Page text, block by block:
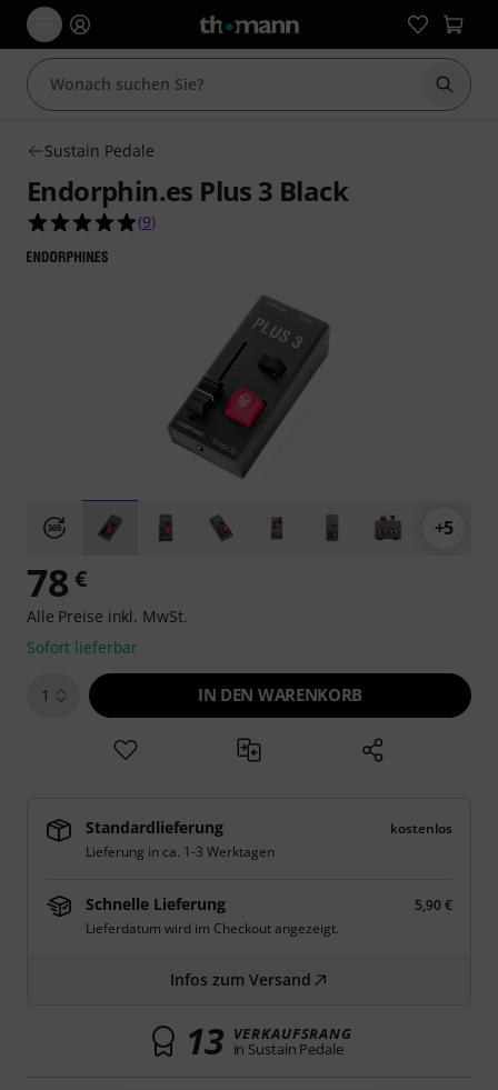
Suche
Sustain Pedale
Endorphin.es Plus 3 Black
5.0 von 5 Sternen aus 9 Kundenbewertungen
(9)
+5
78 €
Alle Preise inkl. MwSt.
Sofort lieferbar
1 IN DEN WARENKORB
Standardlieferung
kostenlos
Lieferung in ca. 1-3 Werktagen
Schnelle Lieferung
5,90 €
Lieferdatum wird im Checkout angezeigt.
Infos zum Versand
13 VERKAUFSRANG
in Sustain Pedale